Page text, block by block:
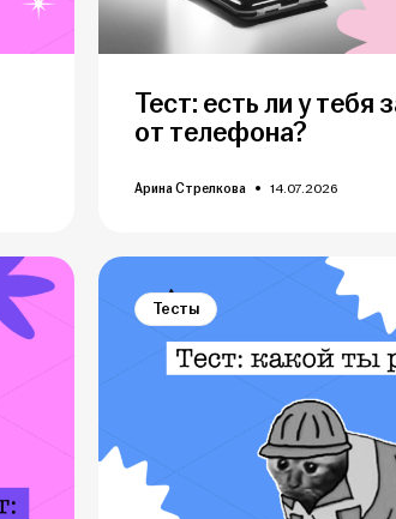
Тест: есть ли у тебя
от телефона?
Арина Стрелкова 14.07.2026
Тесты